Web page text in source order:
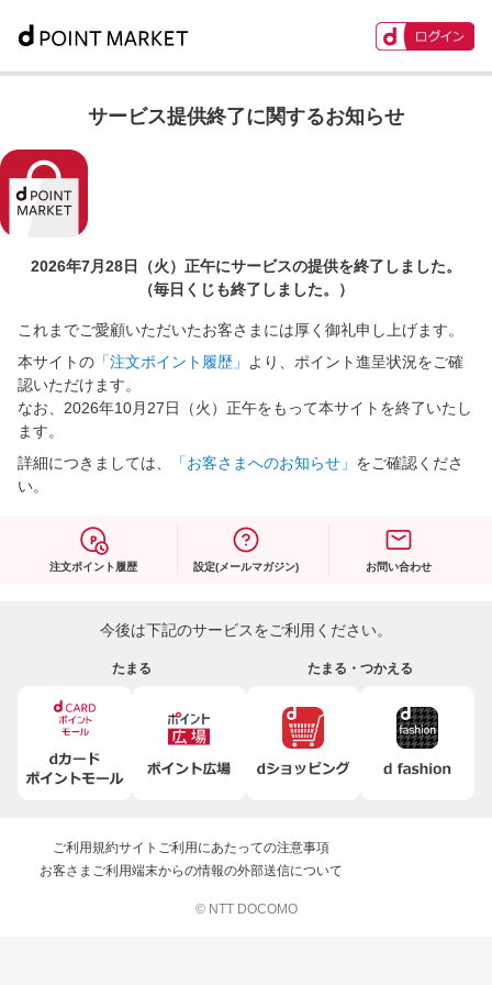
サービス提供終了に関するお知らせ
2026年7月28日（火）正午にサービスの提供を終了しました。
（毎日くじも終了しました。）
これまでご愛顧いただいたお客さまには厚く御礼申し上げます。
本サイトの 「注文ポイント履歴」
より、ポイント進呈状況をご確
認いただけます。
なお、2026年10月27日（火）正午をもって本サイトを終了いたし
ます。
詳細につきましては、
「お客さまへのお知らせ」 をご確認くださ
い。
注文ポイント履歴 設定(メールマガジン) お問い合わせ
今後は下記のサービスをご利用ください。
たまる たまる・つかえる
ご利用規約サイトご利用にあたっての注意事項
お客さまご利用端末からの情報の外部送信について
© NTT DOCOMO